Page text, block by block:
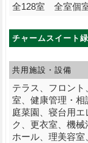
全128室 全室個
チャームスイート
共用施設・設備
テラス、フロン
室、健康管理・
庭菜園、寝台用
ク、更衣室、機
ホール、理美容室